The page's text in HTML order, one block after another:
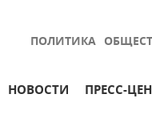
ПОЛИТИКА
НОВОСТИ ПРЕСС-